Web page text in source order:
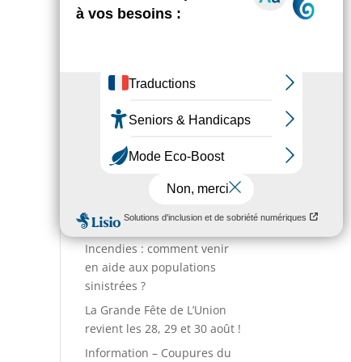
Environnement
Sport
Annuaire des associations
Action sociale
Incendies : comment venir
en aide aux populations
sinistrées ?
La Grande Fête de L’Union
revient les 28, 29 et 30 août !
Information – Coupures du